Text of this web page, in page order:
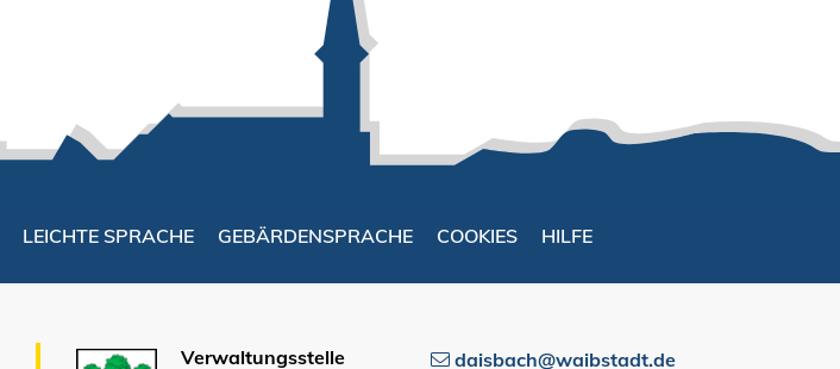
LEICHTE SPRACHE GEBÄRDENSPRACHE COOKIES HILFE
Verwaltungsstelle daisbach@waibstadt.de